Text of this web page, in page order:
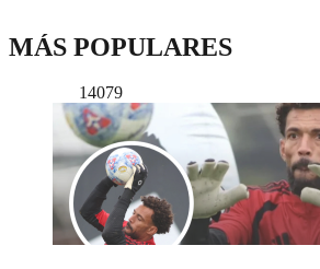
MÁS POPULARES
14079